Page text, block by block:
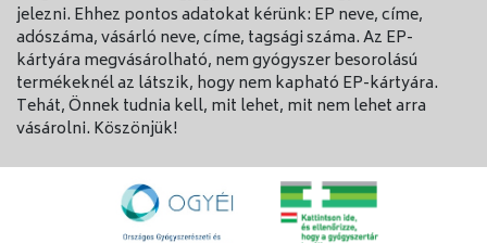
jelezni. Ehhez pontos adatokat kérünk: EP neve, címe,
adószáma, vásárló neve, címe, tagsági száma. Az EP-
kártyára megvásárolható, nem gyógyszer besorolású
termékeknél az látszik, hogy nem kapható EP-kártyára.
Tehát, Önnek tudnia kell, mit lehet, mit nem lehet arra
vásárolni. Köszönjük!